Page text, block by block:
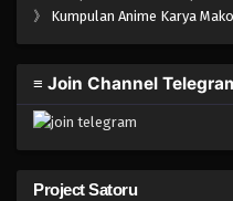
》 Kumpulan Anime Karya
≡ Join Channel
Project Satoru